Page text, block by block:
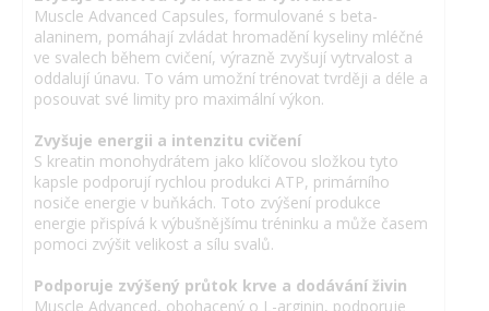
Muscle Advanced Capsules, formulované s beta-
alaninem, pomáhají zvládat hromadění kyseliny mléčné
ve svalech během cvičení, výrazně zvyšují vytrvalost a
oddalují únavu. To vám umožní trénovat tvrději a déle a
posouvat své limity pro maximální výkon.
Zvyšuje energii a intenzitu cvičení
S kreatin monohydrátem jako klíčovou složkou tyto
kapsle podporují rychlou produkci ATP, primárního
nosiče energie v buňkách. Toto zvýšení produkce
energie přispívá k výbušnějšímu tréninku a může časem
pomoci zvýšit velikost a sílu svalů.
Podporuje zvýšený průtok krve a dodávání živin
Muscle Advanced, obohacený o L-arginin, podporuje